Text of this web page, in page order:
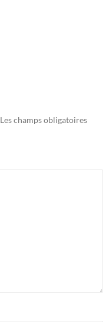
Les champs obligatoires